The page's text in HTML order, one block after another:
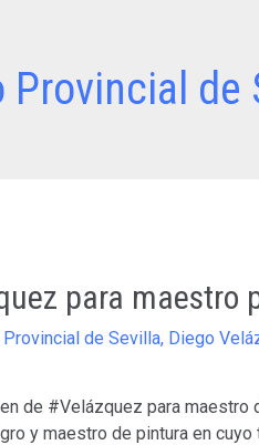
de
para maestro
de Sevilla, Diego
de #Velázquez para
y maestro de pintura en